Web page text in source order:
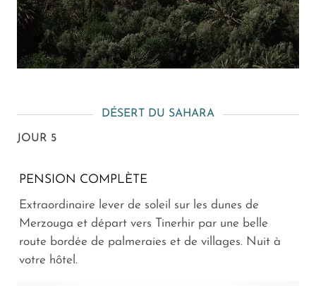
DÉSERT DU SAHARA
JOUR 5
PENSION COMPLÈTE
Extraordinaire lever de soleil sur les dunes de
Merzouga et départ vers Tinerhir par une belle
route bordée de palmeraies et de villages. Nuit à
votre hôtel.